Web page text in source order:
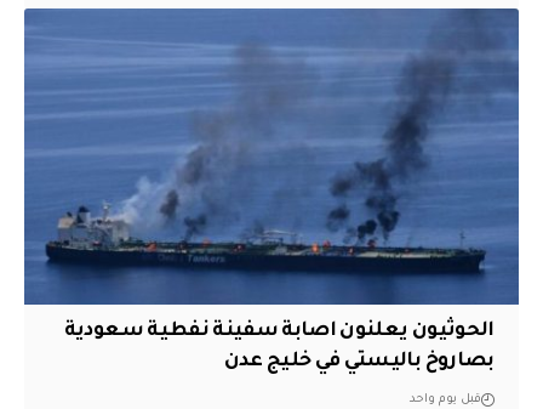
الحوثيون يعلنون اصابة سفينة نفطية سعودية
بصاروخ باليستي في خليج عدن
قبل يوم واحد